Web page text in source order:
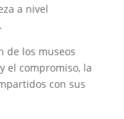
a nivel
de los museos
el compromiso, la
con sus